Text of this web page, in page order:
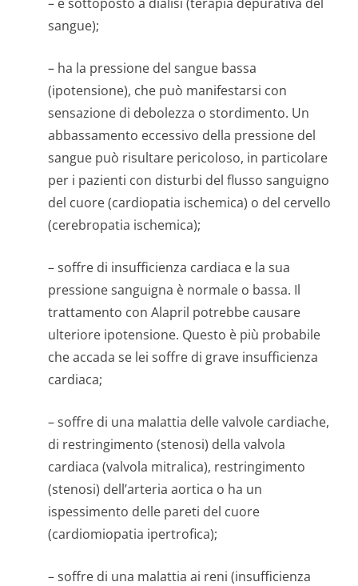
sangue);
– ha la pressione del sangue bassa
(ipotensione), che può manifestarsi con
sensazione di debolezza o stordimento. Un
abbassamento eccessivo della pressione del
sangue può risultare pericoloso, in particolare
per i pazienti con disturbi del flusso sanguigno
del cuore (cardiopatia ischemica) o del cervello
(cerebropatia ischemica);
– soffre di insufficienza cardiaca e la sua
pressione sanguigna è normale o bassa. Il
trattamento con Alapril potrebbe causare
ulteriore ipotensione. Questo è più probabile
che accada se lei soffre di grave insufficienza
cardiaca;
– soffre di una malattia delle valvole cardiache,
di restringimento (stenosi) della valvola
cardiaca (valvola mitralica), restringimento
(stenosi) dell’arteria aortica o ha un
ispessimento delle pareti del cuore
(cardiomiopatia ipertrofica);
– soffre di una malattia ai reni (insufficienza